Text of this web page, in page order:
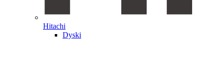
Hitachi
Dyski